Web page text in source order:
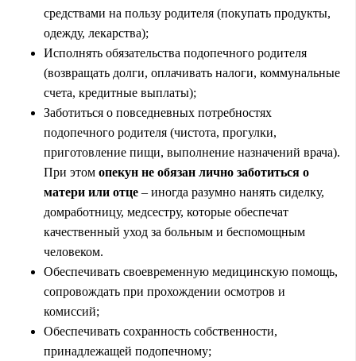
средствами на пользу родителя (покупать продукты,
одежду, лекарства);
Исполнять обязательства подопечного родителя
(возвращать долги, оплачивать налоги, коммунальные
счета, кредитные выплаты);
Заботиться о повседневных потребностях
подопечного родителя (чистота, прогулки,
приготовление пищи, выполнение назначений врача).
При этом опекун не обязан лично заботиться о
матери или отце – иногда разумно нанять сиделку,
домработницу, медсестру, которые обеспечат
качественный уход за больным и беспомощным
человеком.
Обеспечивать своевременную медицинскую помощь,
сопровождать при прохождении осмотров и
комиссий;
Обеспечивать сохранность собственности,
принадлежащей подопечному;